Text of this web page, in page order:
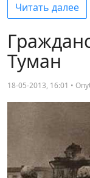
Читать далее
Туман
18-05-2013, 16:01 •